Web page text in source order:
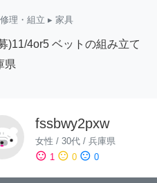
修理・組立 ▸ 家具
)11/4or5 ベットの組み立て
県
fssbwy2pxw
女性 / 30代 / 兵庫県
sentiment_satisfied 1 sentiment_neutral 0 sentiment_dissatisfied 0